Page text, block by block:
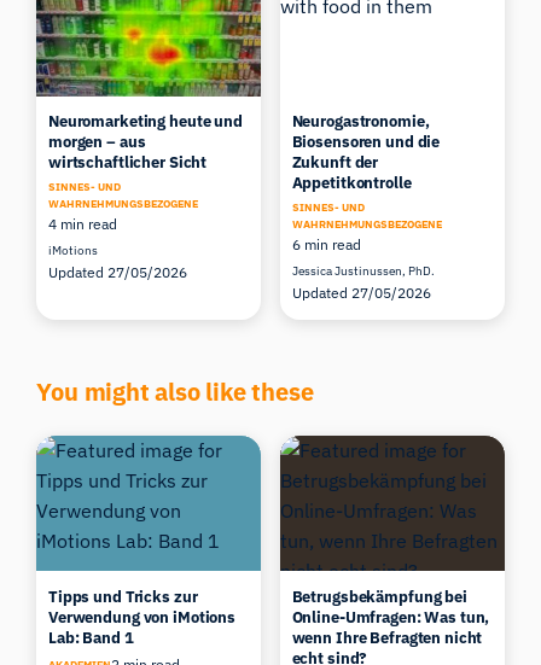
Neuromarketing heute und
morgen – aus
wirtschaftlicher Sicht
SINNES- UND
WAHRNEHMUNGSBEZOGENE
4 min read
iMotions
Updated 27/05/2026
Neurogastronomie,
Biosensoren und die
Zukunft der
Appetitkontrolle
SINNES- UND
WAHRNEHMUNGSBEZOGENE
6 min read
Jessica Justinussen, PhD.
Updated 27/05/2026
You might also like these
Tipps und Tricks zur
Verwendung von iMotions
Lab: Band 1
Betrugsbekämpfung bei
Online-Umfragen: Was tun,
wenn Ihre Befragten nicht
echt sind?